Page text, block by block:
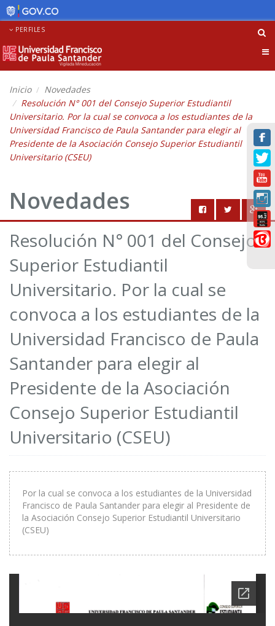
PERFILES
Inicio
Novedades
Resolución N° 001 del Consejo Superior Estudiantil
Universitario. Por la cual se convoca a los estudiantes de la
Universidad Francisco de Paula Santander para elegir al
Presidente de la Asociación Consejo Superior Estudiantil
Universitario (CSEU)
Novedades
Resolución N° 001 del Consejo
Superior Estudiantil
Universitario. Por la cual se
convoca a los estudiantes de la
Universidad Francisco de Paula
Santander para elegir al
Presidente de la Asociación
Consejo Superior Estudiantil
Universitario (CSEU)
Por la cual se convoca a los estudiantes de la Universidad
Francisco de Paula Santander para elegir al Presidente de
la Asociación Consejo Superior Estudiantil Universitario
(CSEU)